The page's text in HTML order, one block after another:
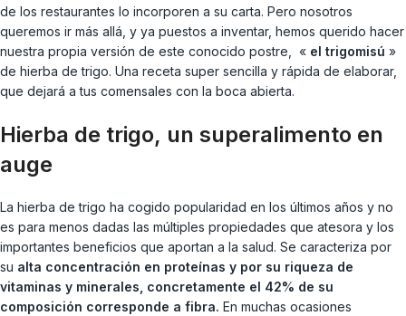
de los restaurantes lo incorporen a su carta. Pero nosotros
queremos ir más allá, y ya puestos a inventar, hemos querido hacer
nuestra propia versión de este conocido postre, « el trigomisú »
de hierba de trigo. Una receta super sencilla y rápida de elaborar,
que dejará a tus comensales con la boca abierta.
Hierba de trigo, un superalimento en
auge
La hierba de trigo ha cogido popularidad en los últimos años y no
es para menos dadas las múltiples propiedades que atesora y los
importantes beneficios que aportan a la salud. Se caracteriza por
su alta concentración en proteínas y por su riqueza de
vitaminas y minerales, concretamente el 42% de su
composición corresponde a fibra. En muchas ocasiones